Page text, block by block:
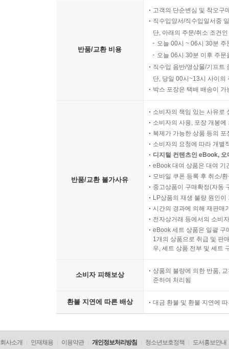
반품/교환 비용
고객의 단순변심 및 착오구
직수입양서/직수입일서중
단, 아래의 주문/취소 조건
오늘 00시 ~ 06시 30분
오늘 06시 30분 이후 주
직수입 음반/영상물/기프트
단, 당일 00시~13시 사이의
박스 포장은 택배 배송이
반품/교환 불가사유
소비자의 책임 있는 사유로
소비자의 사용, 포장 개봉
복제가 가능한 상품 등의
소비자의 요청에 따라 개별
디지털 컨텐츠인 eBook,
eBook 대여 상품은 대여 기
모바일 쿠폰 등록 후 취소/
중고상품이 구매확정(자동
LP상품의 재생 불량 원인
시간의 경과에 의해 재판매
전자상거래 등에서의 소비
eBook 세트 상품은 일괄 구
1개의 상품으로 취급 및 판
우, 세트 상품 전부 및 세트
소비자 피해보상
상품의 불량에 의한 반품,
준하여 처리됨
환불 지연에 따른 배상 대금 환불 및 환불 지연에
회사소개 인재채용 이용약관 개인정보처리방침 청소년보호정책 도서홍보안내